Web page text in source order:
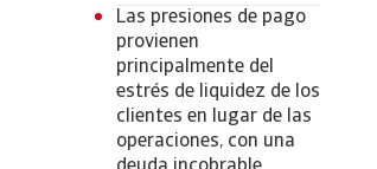
Las presiones de pago
provienen
principalmente del
estrés de liquidez de los
clientes en lugar de las
operaciones, con una